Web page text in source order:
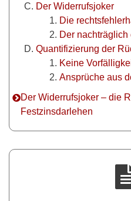
Der Widerrufsjoker
Die
Der
Quantifizierung der
Keine
Ansprüche aus
Der Widerrufsjoker – die
Festzinsdarlehen